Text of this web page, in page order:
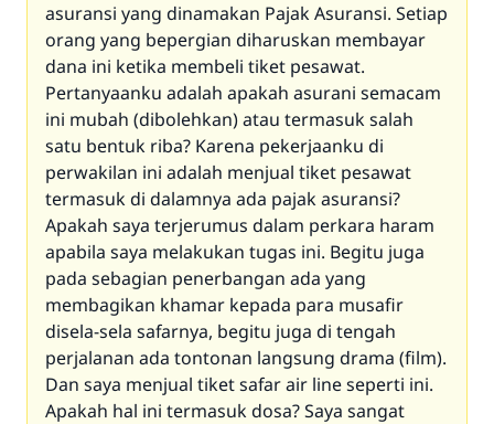
asuransi yang dinamakan Pajak Asuransi. Setiap
orang yang bepergian diharuskan membayar
dana ini ketika membeli tiket pesawat.
Pertanyaanku adalah apakah asurani semacam
ini mubah (dibolehkan) atau termasuk salah
satu bentuk riba? Karena pekerjaanku di
perwakilan ini adalah menjual tiket pesawat
termasuk di dalamnya ada pajak asuransi?
Apakah saya terjerumus dalam perkara haram
apabila saya melakukan tugas ini. Begitu juga
pada sebagian penerbangan ada yang
membagikan khamar kepada para musafir
disela-sela safarnya, begitu juga di tengah
perjalanan ada tontonan langsung drama (film).
Dan saya menjual tiket safar air line seperti ini.
Apakah hal ini termasuk dosa? Saya sangat